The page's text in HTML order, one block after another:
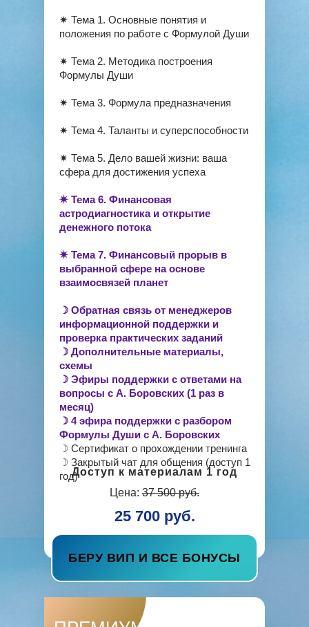
✷ Тема 1. Основные понятия и
положения по работе с Формулой Души
✷ Тема 2. Методика построения
Формулы Души
✷ Тема 3. Формула предназначения
✷ Тема 4. Таланты и суперспособности
✷ Тема 5. Дело вашей жизни: ваша
сфера для достижения успеха
✷ Тема 6. Финансовая
астродиагностика и открытие
денежного потока
✷ Тема 7. Финансовый прорыв в
выбранной сфере на основе
взаимосвязей планет
☽ Обратная связь от менеджеров
информационной поддержки и
проверка практических заданий
☽ Дополнительные материалы,
схемы
☽ Эфиры поддержки с ответами на
вопросы с А. Боровских (1 раз в
месяц)
☽ 4 эфира поддержки с разбором
Формулы Души с А. Боровских
☽ Сертификат о прохождении тренинга
☽ Закрытый чат для общения (доступ 1
год)Доступ к материалам 1 год
25 700 руб.
Цена: 37 500 руб.
БЕРУ ВИП И ВСЕ БОНУСЫ